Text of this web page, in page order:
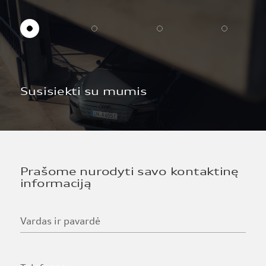
Susisiekti su mumis
Prašome nurodyti savo kontaktinę
informaciją
Vardas ir pavardė